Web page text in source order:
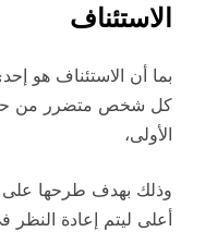
الاستئناف
بما أن الاستئناف هو
كل شخص متضرر من
الأولى،
وذلك بهدف طرحها
أعلى ليتم إعادة النظر